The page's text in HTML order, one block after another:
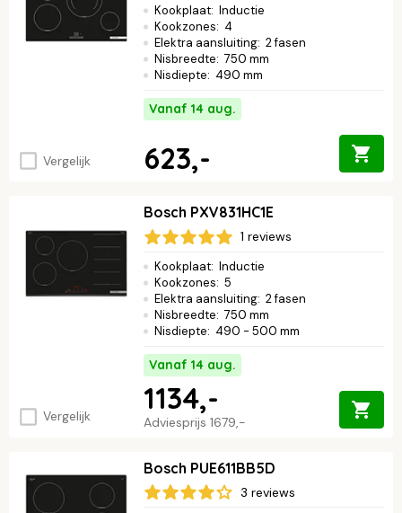
Vergelijk
Kookplaat: Inductie
Kookzones: 4
Elektra aansluiting: 2 fasen
Nisbreedte: 750 mm
Nisdiepte: 490 mm
Vanaf 14 aug.
623,-
Vergelijk
Bosch PXV831HC1E
1 reviews
Kookplaat: Inductie
Kookzones: 5
Elektra aansluiting: 2 fasen
Nisbreedte: 750 mm
Nisdiepte: 490 - 500 mm
Vanaf 14 aug.
Adviesprijs 1679,-
1134,-
Bosch PUE611BB5D
3 reviews